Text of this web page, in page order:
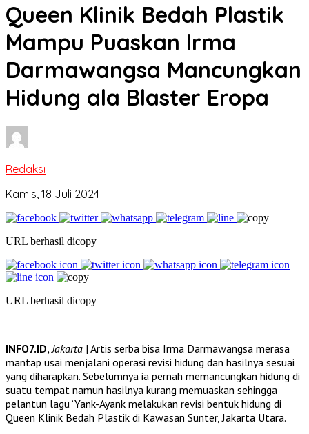
Queen Klinik Bedah Plastik
Mampu Puaskan Irma
Darmawangsa Mancungkan
Hidung ala Blaster Eropa
Redaksi
Kamis, 18 Juli 2024
URL berhasil dicopy
URL berhasil dicopy
INFO7.ID, Jakarta | Artis serba bisa Irma Darmawangsa merasa
mantap usai menjalani operasi revisi hidung dan hasilnya sesuai
yang diharapkan. Sebelumnya ia pernah memancungkan hidung di
suatu tempat namun hasilnya kurang memuaskan sehingga
pelantun lagu ‘Yank-Ayank melakukan revisi bentuk hidung di
Queen Klinik Bedah Plastik di Kawasan Sunter, Jakarta Utara.